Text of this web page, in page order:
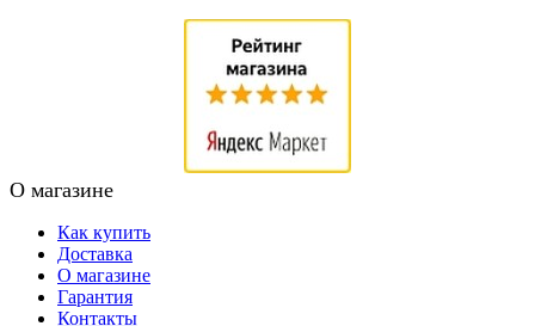
О магазине
Как купить
Доставка
О магазине
Гарантия
Контакты